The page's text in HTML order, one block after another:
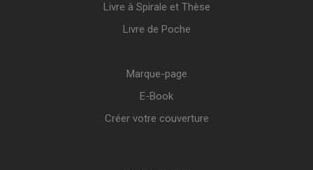
Livre à Spirale et Thèse
Livre de Poche
Marque-page
E-Book
Créer votre couverture